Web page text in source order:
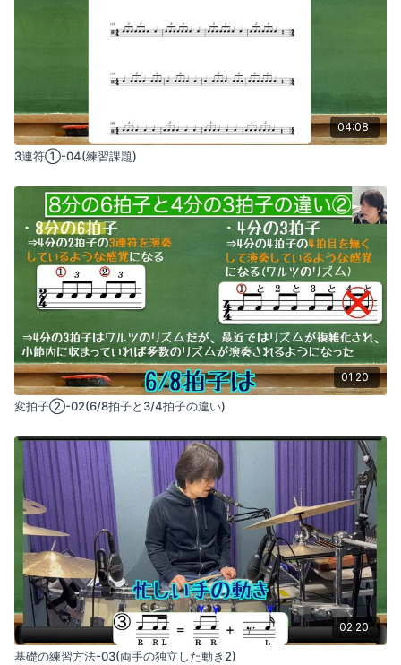
04:08
3連符①-04(練習課題)
01:20
変拍子②-02(6/8拍子と3/4拍子の違い)
02:20
基礎の練習方法-03(両手の独立した動き2)